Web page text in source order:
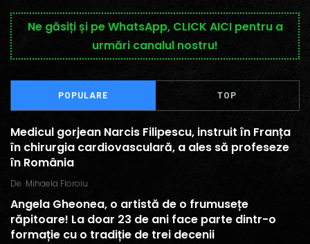
Ne găsiți și pe WhatsApp, CLICK AICI pentru a
urmări canalul nostru!
POPULARE TOP
Medicul gorjean Narcis Filipescu, instruit în Franța
în chirurgia cardiovasculară, a ales să profeseze
în România
De Mihaela Floroiu
Angela Gheonea, o artistă de o frumusețe
răpitoare! La doar 23 de ani face parte dintr-o
formație cu o tradiție de trei decenii